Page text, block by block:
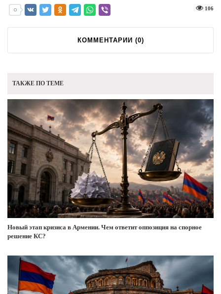
106
КОММЕНТАРИИ (0)
ТАКЖЕ ПО ТЕМЕ
Новый этап кризиса в Армении. Чем ответит оппозиция на спорное
решение КС?